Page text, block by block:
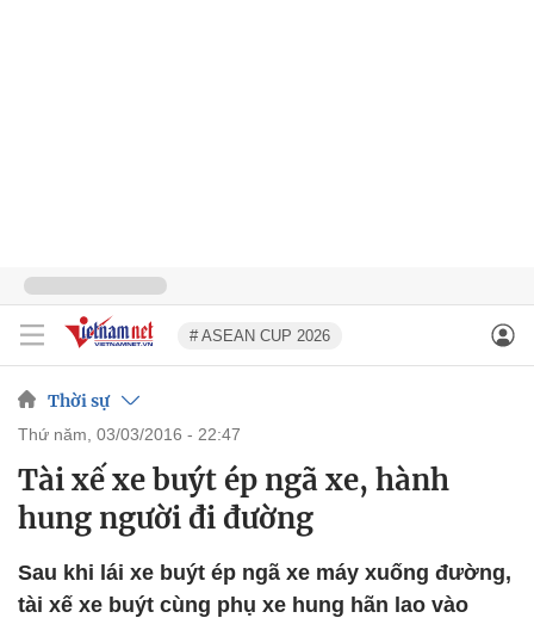
# ASEAN CUP 2026
Thời sự
thứ năm, 03/03/2016 - 22:47
Tài xế xe buýt ép ngã xe, hành
hung người đi đường
Sau khi lái xe buýt ép ngã xe máy xuống đường,
tài xế xe buýt cùng phụ xe hung hãn lao vào